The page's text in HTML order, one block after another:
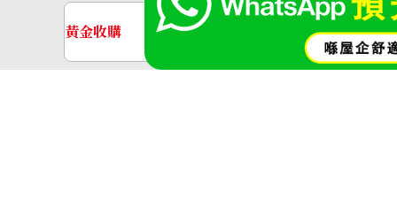
黃金收購 名牌手錶收購